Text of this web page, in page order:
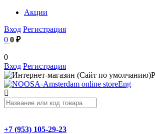
Акции
Вход Регистрация
0 0 ₽
0
Вход Регистрация
Eng
+7 (953) 105-29-23